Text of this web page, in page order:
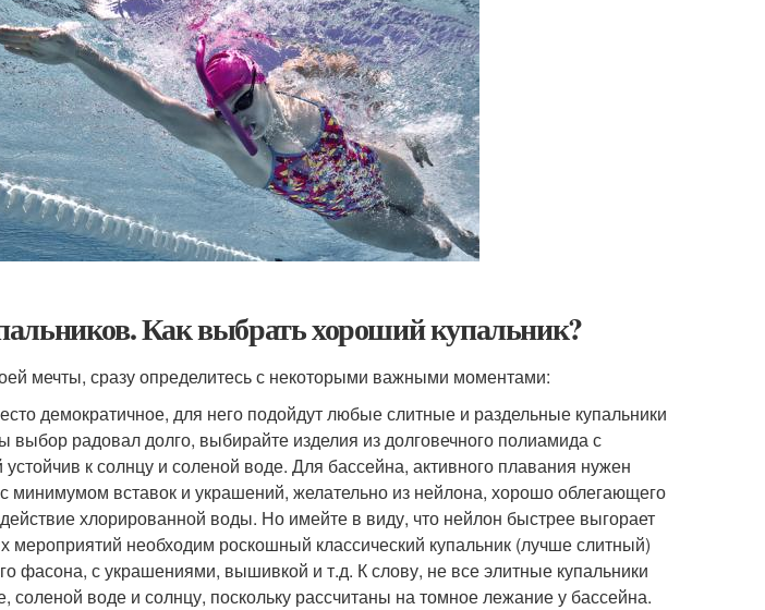
Как выбрать хороший купальник?
мечты, сразу определитесь с некоторыми важными моментами:
демократичное, для него подойдут любые слитные и раздельные купальники
выбор радовал долго, выбирайте изделия из долговечного полиамида с
к солнцу и соленой воде. Для бассейна, активного плавания нужен
минимумом вставок и украшений, желательно из нейлона, хорошо облегающего
хлорированной воды. Но имейте в виду, что нейлон быстрее выгорает
мероприятий необходим роскошный классический купальник (лучше слитный)
фасона, с украшениями, вышивкой и т.д. К слову, не все элитные купальники
соленой воде и солнцу, поскольку рассчитаны на томное лежание у бассейна.